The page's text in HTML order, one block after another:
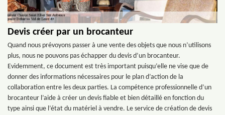
Devis créer par un brocanteur
Quand nous prévoyons passer à une vente des objets que nous n’utilisons
plus, nous ne pouvons pas échapper du devis d’un brocanteur.
Evidemment, ce document est très important puisqu’elle ne vise que de
donner des informations nécessaires pour le plan d’action de la
collaboration entre les deux parties. La compétence professionnelle d’un
brocanteur l’aide à créer un devis fiable et bien détaillé en fonction du
type ainsi que l’état du matériel à vendre. Le service de création de devis